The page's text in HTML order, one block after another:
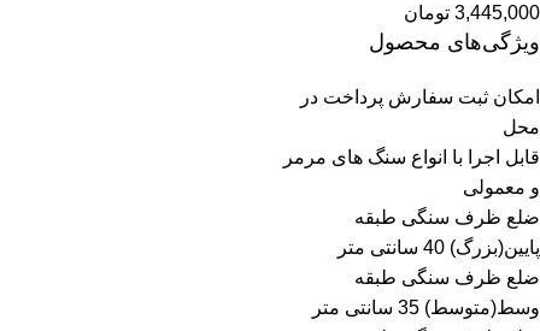
3,445,000 تومان
ویژگی‌های محصول
امکان ثبت سفارش پرداخت در
محل
قابل اجرا با انواع سنگ های مرمر
و معمولی
ضلع ظرف سنگی طبقه
پایین(بزرگ) 40 سانتی متر
ضلع ظرف سنگی طبقه
وسط(متوسط) 35 سانتی متر